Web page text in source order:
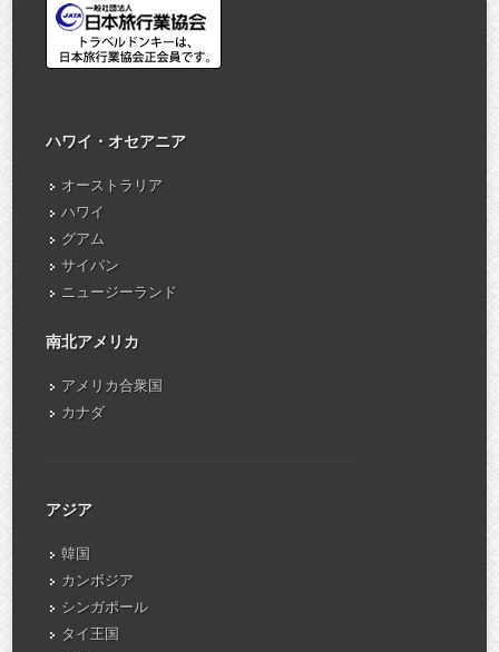
ハワイ・オセアニア
オーストラリア
ハワイ
グアム
サイパン
ニュージーランド
南北アメリカ
アメリカ合衆国
カナダ
アジア
韓国
カンボジア
シンガポール
タイ王国